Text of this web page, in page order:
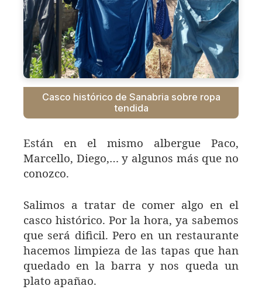
Casco histórico de Sanabria sobre ropa
tendida
Están en el mismo albergue Paco,
Marcello, Diego,… y algunos más que no
conozco.
Salimos a tratar de comer algo en el
casco histórico. Por la hora, ya sabemos
que será dificil. Pero en un restaurante
hacemos limpieza de las tapas que han
quedado en la barra y nos queda un
plato apañao.